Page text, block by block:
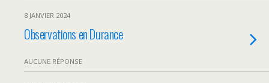
8 JANVIER 2024
Observations en Durance
AUCUNE RÉPONSE